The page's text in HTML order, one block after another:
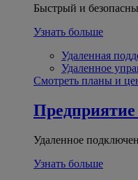
Быстрый и
Узнать больше
Удаленная
Удаленное
Смотреть планы и
Предприятие
Удаленное
Узнать больше